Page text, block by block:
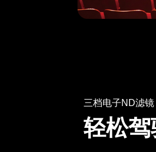
三档电子ND滤镜
轻松